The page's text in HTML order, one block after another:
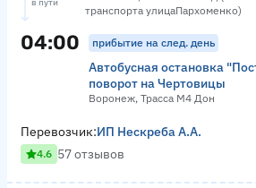
транспорта улицаПархоменко)
04:00 прибытие на след. день
Автобусная остановка
поворот на Чертовицы
Воронеж, Трасса М4 Дон
Перевозчик:ИП Нескреба А.А.
4.6 57 отзывов